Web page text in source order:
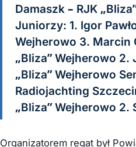
Damaszk – RJK
Juniorzy: 1. Igor
Wejherowo 3. Marcin
„Bliza” Wejherowo 2.
„Bliza” Wejherowo
Radiojachting
„Bliza” Wejherowo
Organizatorem regat był